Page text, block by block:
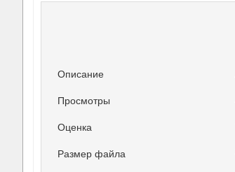
Описание
Просмотры
Оценка
Размер файла